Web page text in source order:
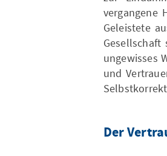
vergangene
Geleistete
ungewisses
und
Der